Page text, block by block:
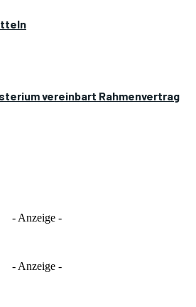
vereinbart Rahmenvertrag
- Anzeige -
- Anzeige -